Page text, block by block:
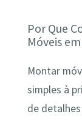
Por Que
Móveis
Montar
simples à
de